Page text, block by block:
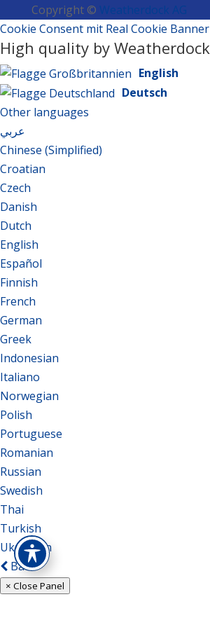
Copyright © Weatherdock AG
Cookie Consent mit Real Cookie Banner
High quality by Weatherdock
English
Deutsch
Other languages
عربي
Chinese (Simplified)
Croatian
Czech
Danish
Dutch
English
Español
Finnish
French
German
Greek
Indonesian
Italiano
Norwegian
Polish
Portuguese
Romanian
Russian
Swedish
Thai
Turkish
Ukrainian
Back
× Close Panel